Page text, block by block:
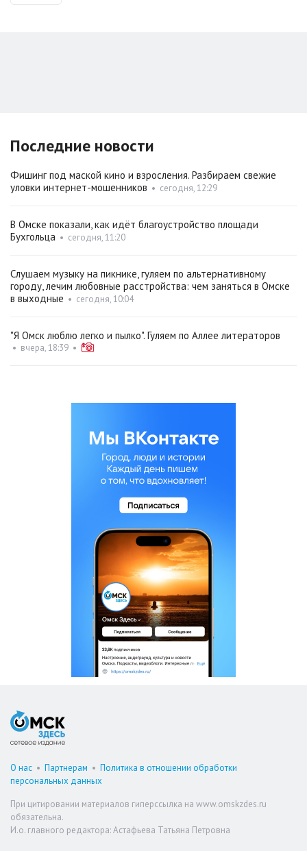
Последние новости
Фишинг под маской кино и взросления. Разбираем свежие
уловки интернет-мошенников • сегодня, 12:29
В Омске показали, как идёт благоустройство площади
Бухгольца • сегодня, 11:20
Слушаем музыку на пикнике, гуляем по альтернативному
городу, лечим любовные расстройства: чем заняться в Омске
в выходные • сегодня, 10:04
"Я Омск люблю легко и пылко". Гуляем по Аллее литераторов
• вчера, 18:39 •
О нас • Партнерам • Политика в отношении обработки
персональных данных
При цитировании материалов гиперссылка на www.omskzdes.ru
обязательна.
И.о. главного редактора: Астафьева Татьяна Петровна